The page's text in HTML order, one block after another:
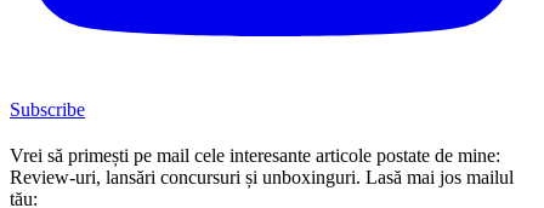
Subscribe
Vrei să primești pe mail cele interesante articole postate de mine:
Review-uri, lansări concursuri și unboxinguri. Lasă mai jos mailul
tău: